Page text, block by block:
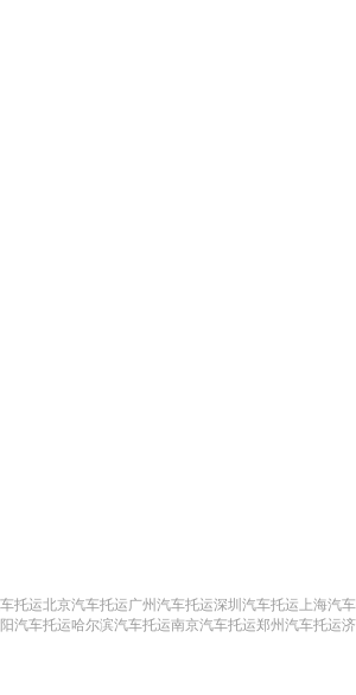
托运北京汽车托运广州汽车托运深圳汽车托运 上海汽
汽车托运哈尔滨汽车托运南京汽车托运郑州汽车托运